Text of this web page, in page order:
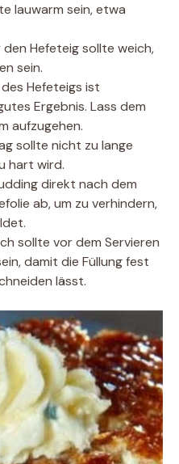
lauwarm sein, etwa
Hefeteig sollte weich,
sein.
Hefeteigs ist
Ergebnis. Lass dem
aufzugehen.
sollte nicht zu lange
hart wird.
direkt nach dem
ab, um zu verhindern,
sollte vor dem Servieren
damit die Füllung fest
lässt.